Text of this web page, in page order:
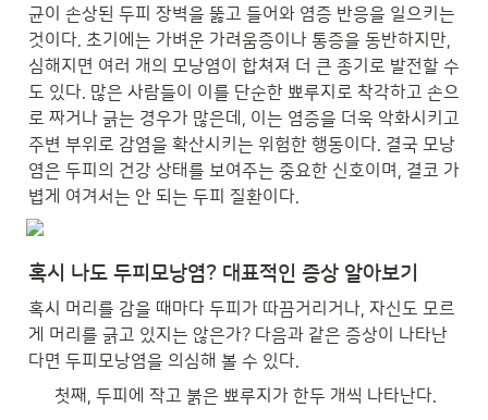
균이 손상된 두피 장벽을 뚫고 들어와 염증 반응을 일으키는
것이다. 초기에는 가벼운 가려움증이나 통증을 동반하지만,
심해지면 여러 개의 모낭염이 합쳐져 더 큰 종기로 발전할 수
도 있다. 많은 사람들이 이를 단순한 뾰루지로 착각하고 손으
로 짜거나 긁는 경우가 많은데, 이는 염증을 더욱 악화시키고
주변 부위로 감염을 확산시키는 위험한 행동이다. 결국 모낭
염은 두피의 건강 상태를 보여주는 중요한 신호이며, 결코 가
볍게 여겨서는 안 되는 두피 질환이다.
혹시 나도 두피모낭염? 대표적인 증상 알아보기
혹시 머리를 감을 때마다 두피가 따끔거리거나, 자신도 모르
게 머리를 긁고 있지는 않은가? 다음과 같은 증상이 나타난
다면 두피모낭염을 의심해 볼 수 있다.
첫째, 두피에 작고 붉은 뾰루지가 한두 개씩 나타난다.